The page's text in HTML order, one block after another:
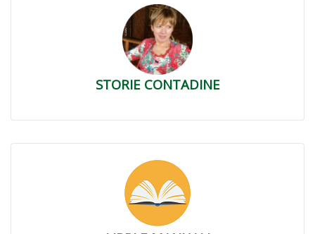
STORIE CONTADINE